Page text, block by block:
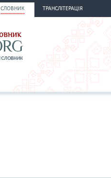
СЛОВНИК ТРАНСЛІТЕРАЦІЯ